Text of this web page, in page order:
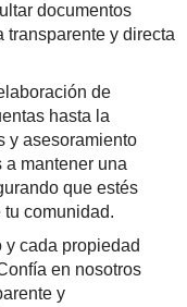
documentos
transparente y directa
de
hasta la
y asesoramiento
mantener una
que estés
comunidad.
y cada propiedad
en nosotros
y